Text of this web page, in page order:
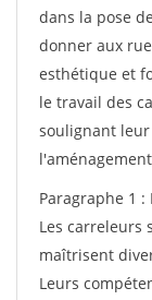
dans la pose
donner aux
esthétique et
le travail des
soulignant
Paragraphe 1
Les carreleurs
maîtrisent
Leurs